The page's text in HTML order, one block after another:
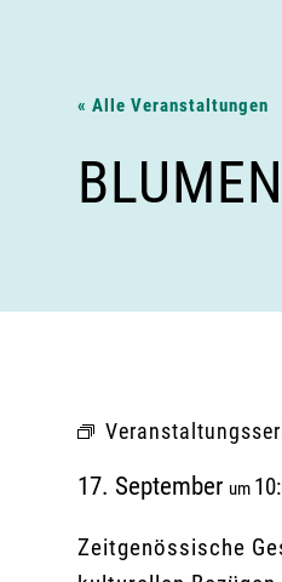
« Alle Veranstaltungen
17. September um
Zeitgenössische